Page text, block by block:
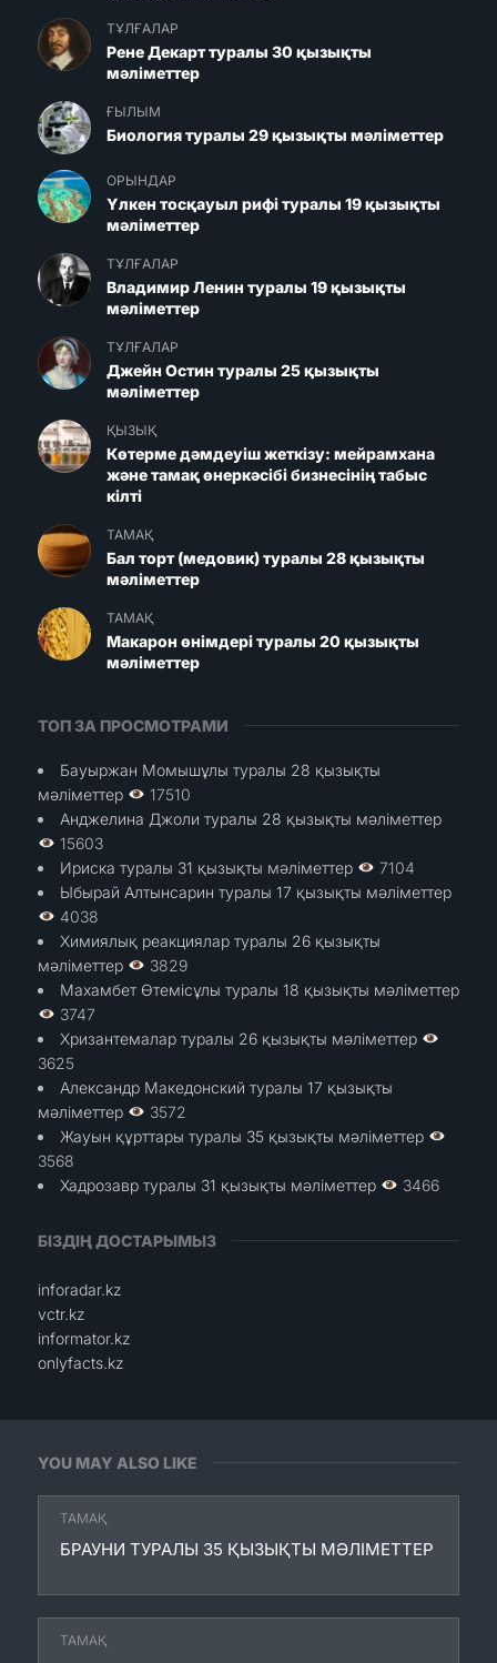
YOU MAY ALSO LIKE
ТАМАҚ
БРАУНИ ТУРАЛЫ 35 ҚЫЗЫҚТЫ МӘЛІМЕТТЕР
ТАМАҚ
ТҰЛҒАЛАР
Рене Декарт туралы 30 қызықты
мәліметтер
ҒЫЛЫМ
Биология туралы 29 қызықты мәліметтер
ОРЫНДАР
Үлкен тосқауыл рифі туралы 19 қызықты
мәліметтер
ТҰЛҒАЛАР
Владимир Ленин туралы 19 қызықты
мәліметтер
ТҰЛҒАЛАР
Джейн Остин туралы 25 қызықты
мәліметтер
ҚЫЗЫҚ
Көтерме дәмдеуіш жеткізу: мейрамхана
және тамақ өнеркәсібі бизнесінің табыс
кілті
ТАМАҚ
Бал торт (медовик) туралы 28 қызықты
мәліметтер
ТАМАҚ
Макарон өнімдері туралы 20 қызықты
мәліметтер
ТОП ЗА ПРОСМОТРАМИ
Бауыржан Момышұлы туралы 28 қызықты
мәліметтер
17510
Анджелина Джоли туралы 28 қызықты мәліметтер
15603
Ириска туралы 31 қызықты мәліметтер
7104
Ыбырай Алтынсарин туралы 17 қызықты мәліметтер
4038
Химиялық реакциялар туралы 26 қызықты
мәліметтер
3829
Махамбет Өтемісұлы туралы 18 қызықты мәліметтер
3747
Хризантемалар туралы 26 қызықты мәліметтер
3625
Александр Македонский туралы 17 қызықты
мәліметтер
3572
Жауын құрттары туралы 35 қызықты мәліметтер
3568
Хадрозавр туралы 31 қызықты мәліметтер
3466
БІЗДІҢ ДОСТАРЫМЫЗ
inforadar.kz
vctr.kz
informator.kz
onlyfacts.kz